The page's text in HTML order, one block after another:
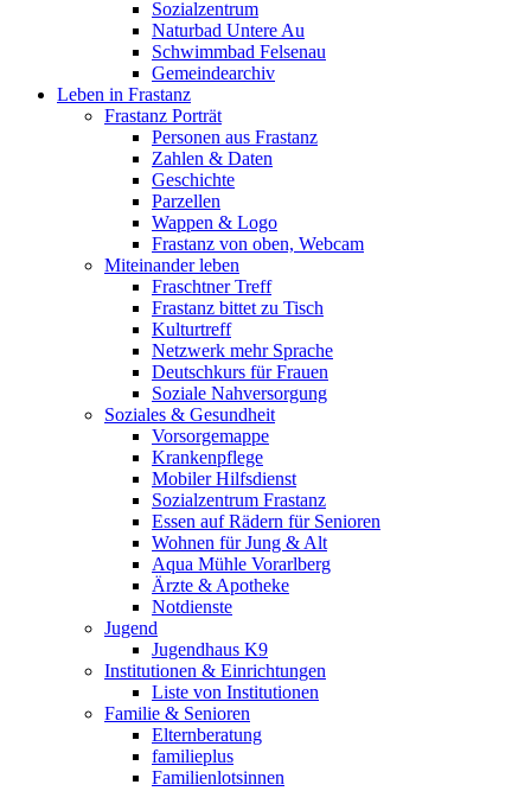
Sozialzentrum
Naturbad Untere Au
Schwimmbad Felsenau
Gemeindearchiv
Leben in Frastanz
Frastanz Porträt
Personen aus Frastanz
Zahlen & Daten
Geschichte
Parzellen
Wappen & Logo
Frastanz von oben, Webcam
Miteinander leben
Fraschtner Treff
Frastanz bittet zu Tisch
Kulturtreff
Netzwerk mehr Sprache
Deutschkurs für Frauen
Soziale Nahversorgung
Soziales & Gesundheit
Vorsorgemappe
Krankenpflege
Mobiler Hilfsdienst
Sozialzentrum Frastanz
Essen auf Rädern für Senioren
Wohnen für Jung & Alt
Aqua Mühle Vorarlberg
Ärzte & Apotheke
Notdienste
Jugend
Jugendhaus K9
Institutionen & Einrichtungen
Liste von Institutionen
Familie & Senioren
Elternberatung
familieplus
Familienlotsinnen